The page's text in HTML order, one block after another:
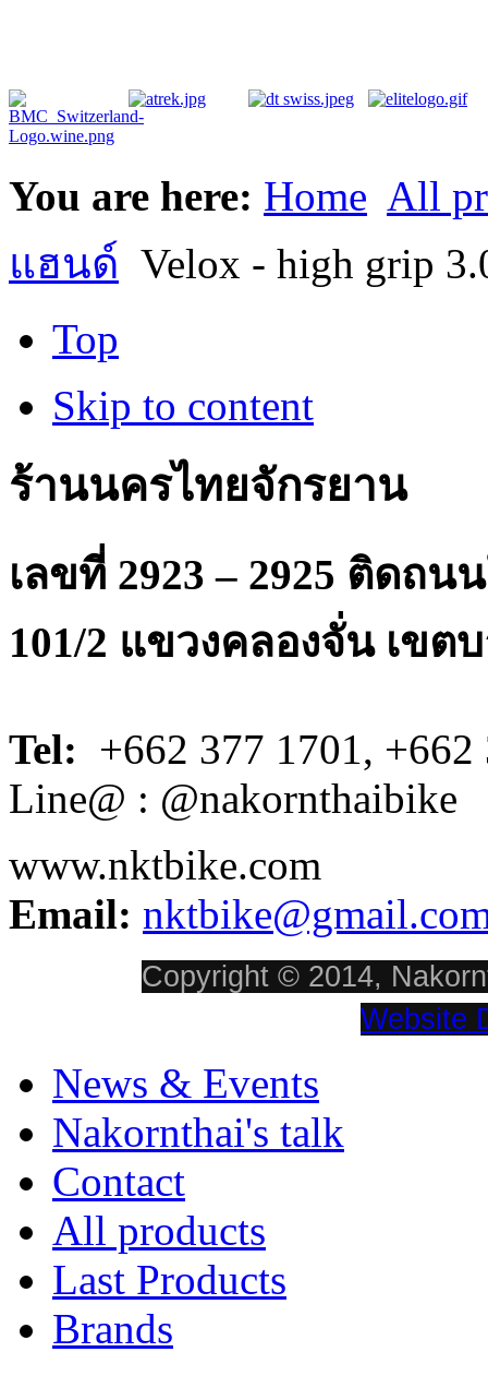
You are here: Home All
แฮนด์ Velox - high grip
Top
Skip to content
ร้านนครไทยจักรยาน
เลขที่ 2923 – 2925 ติดถ
101/2 แขวงคลองจั่น เขต
Tel: +662 377 1701,
Line@ : @nakornthaibike
www.nktbike.com
Email:
Copyright © 2014,
Website
News & Events
Nakornthai's talk
Contact
All products
Last Products
Brands